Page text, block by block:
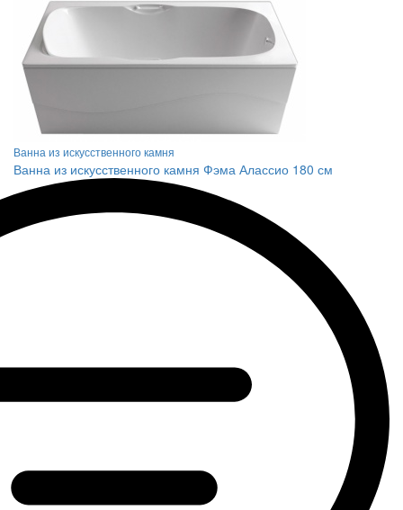
Ванна из искусственного камня
Ванна из искусственного камня Фэма Алассио 180 см